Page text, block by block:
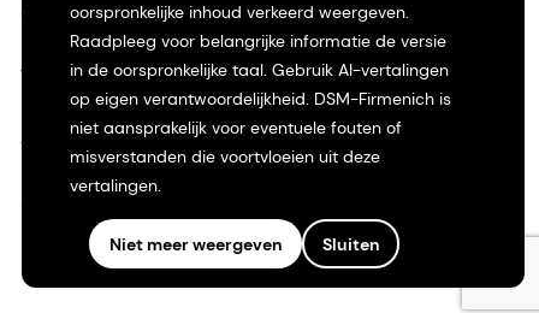
oorspronkelijke inhoud verkeerd weergeven.
Raadpleeg voor belangrijke informatie de versie
in de oorspronkelijke taal. Gebruik AI-vertalingen
op eigen verantwoordelijkheid. DSM-Firmenich is
niet aansprakelijk voor eventuele fouten of
misverstanden die voortvloeien uit deze
vertalingen.
Niet meer weergeven Sluiten
Californië Transparantie
Toegankelijkheidsverklaring
Juridische informatie
Sitemap